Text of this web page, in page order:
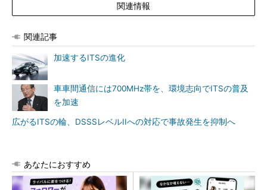
関連情報
関連記事
加速するITSの進化
車車間通信には700MHz帯を、環境志向でITSの普及
を加速
広がるITSの輪、DSSSレベルIIへの対応で事故発生を抑制へ
あなたにおすすめ